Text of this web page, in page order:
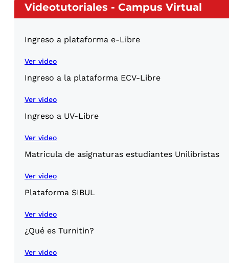
Videotutoriales - Campus Virtual
Ingreso a plataforma e-Libre
Ver video
Ingreso a la plataforma ECV-Libre
Ver video
Ingreso a UV-Libre
Ver video
Matricula de asignaturas estudiantes Unilibristas
Ver video
Plataforma SIBUL
Ver video
¿Qué es Turnitin?
Ver video